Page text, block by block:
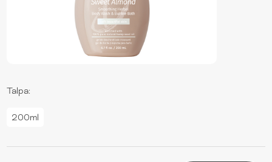
Talpa:
200ml